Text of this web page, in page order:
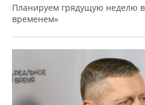
Планируем грядущую неделю
временем»